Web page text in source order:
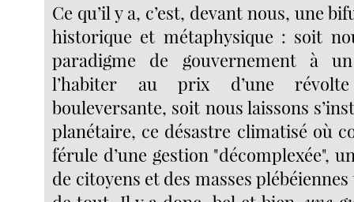
Ce qu’il y a, c’est, devant nous, une
historique et métaphysique : soit
paradigme de gouvernement à
l’habiter au prix d’une
bouleversante, soit nous laissons
planétaire, ce désastre climatisé où
férule d’une gestion "décomplexée",
de citoyens et des masses